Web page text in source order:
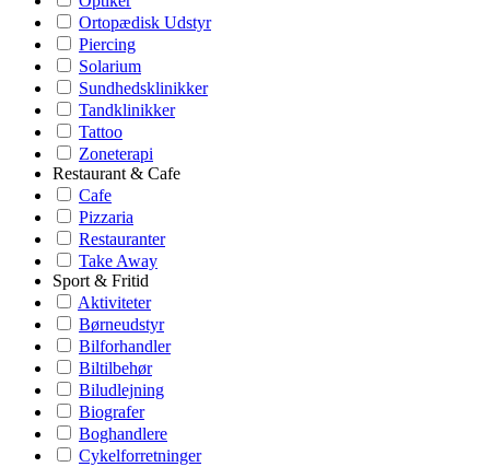
Ortopædisk Udstyr
Piercing
Solarium
Sundhedsklinikker
Tandklinikker
Tattoo
Zoneterapi
Restaurant & Cafe
Cafe
Pizzaria
Restauranter
Take Away
Sport & Fritid
Aktiviteter
Børneudstyr
Bilforhandler
Biltilbehør
Biludlejning
Biografer
Boghandlere
Cykelforretninger